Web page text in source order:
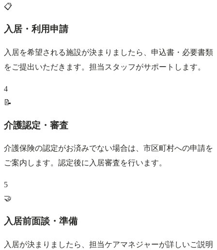
📋
入居・利用申請
入居を希望される施設が決まりましたら、申込書・必要書類
をご提出いただきます。担当スタッフがサポートします。
4
📝
介護認定・審査
介護保険の認定がお済みでない場合は、市区町村への申請を
ご案内します。認定後に入居審査を行います。
5
🤝
入居前面談・準備
入居が決まりましたら、担当ケアマネジャーが詳しいご説明